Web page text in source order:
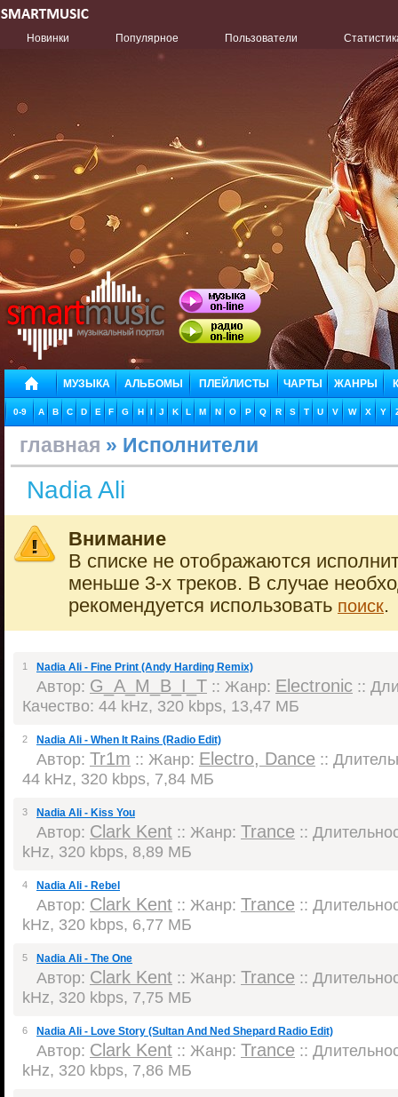
Новинки Популярное Пользователи
МУЗЫКА АЛЬБОМЫ ПЛЕЙЛИСТЫ ЧАРТЫ ЖАНРЫ
0-9 A B C D E F G H I J K L M N O P Q R S T U V W X Y
главная » Исполнители
Nadia Ali
Внимание
В списке не отображаются
меньше 3-х треков. В случае
рекомендуется использовать поиск.
1 Nadia Ali - Fine Print (Andy Harding Remix)
Автор: G_A_M_B_I_T :: Жанр: Electronic ::
Качество: 44 kHz, 320 kbps, 13,47 МБ
2 Nadia Ali - When It Rains (Radio Edit)
Автор: Tr1m :: Жанр: Electro, Dance ::
44 kHz, 320 kbps, 7,84 МБ
3 Nadia Ali - Kiss You
Автор: Clark Kent :: Жанр: Trance ::
kHz, 320 kbps, 8,89 МБ
4 Nadia Ali - Rebel
Автор: Clark Kent :: Жанр: Trance ::
kHz, 320 kbps, 6,77 МБ
5 Nadia Ali - The One
Автор: Clark Kent :: Жанр: Trance ::
kHz, 320 kbps, 7,75 МБ
6 Nadia Ali - Love Story (Sultan And Ned Shepard Radio Edit)
Автор: Clark Kent :: Жанр: Trance ::
kHz, 320 kbps, 7,86 МБ